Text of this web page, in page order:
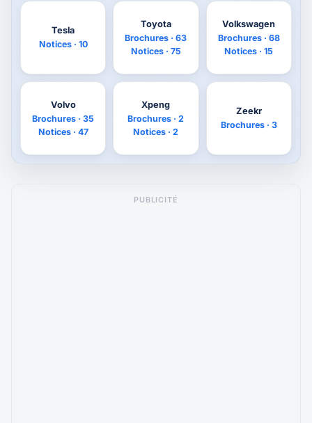
Tesla
Notices · 10
Toyota
Brochures · 63
Notices · 75
Volkswagen
Brochures · 68
Notices · 15
Volvo
Brochures · 35
Notices · 47
Xpeng
Brochures · 2
Notices · 2
Zeekr
Brochures · 3
PUBLICITÉ